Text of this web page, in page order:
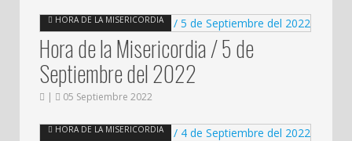
HORA DE LA MISERICORDIA
Hora de la Misericordia / 5 de
Septiembre del 2022
| 05 Septiembre 2022
HORA DE LA MISERICORDIA